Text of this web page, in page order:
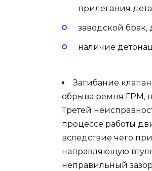
прилегания
заводской
наличие
Загибание
обрыва ремня ГРМ,
Третей
процессе работы
вследствие чего
направляющую
неправильный